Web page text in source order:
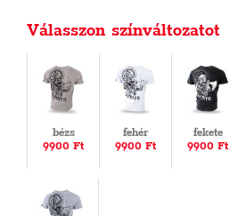
Válasszon színváltozatot
bézs
9900 Ft
fehér
9900 Ft
fekete
9900 Ft